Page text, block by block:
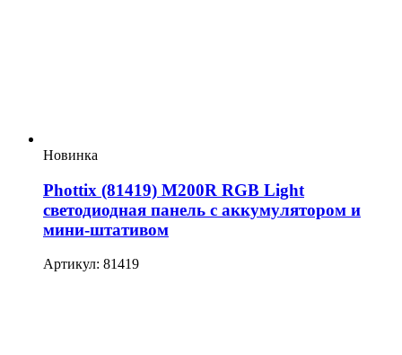
Новинка
Phottix (81419) M200R RGB Light
светодиодная панель с аккумулятором и
мини-штативом
Артикул: 81419